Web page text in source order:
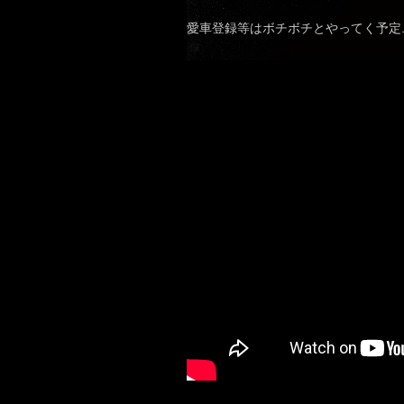
愛車登録等はボチボチとやってく予定.